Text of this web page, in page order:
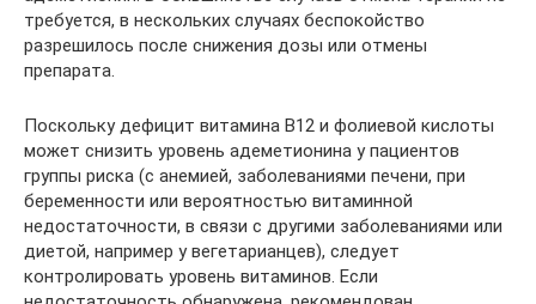
требуется, в нескольких случаях беспокойство
разрешилось после снижения дозы или отмены
препарата.
Поскольку дефицит витамина В12 и фолиевой кислоты
может снизить уровень адеметионина у пациентов
группы риска (с анемией, заболеваниями печени, при
беременности или вероятностью витаминной
недостаточности, в связи с другими заболеваниями или
диетой, например у вегетарианцев), следует
контролировать уровень витаминов. Если